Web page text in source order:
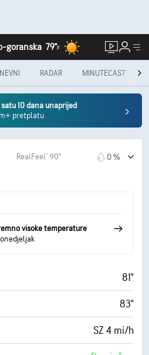
goranska 79°F
RADAR MINUTECAST®
10 dana unaprijed
pretplatu
RealFeel® 90° 0 %
visoke temperature
81°
83°
SZ 4 mi/h